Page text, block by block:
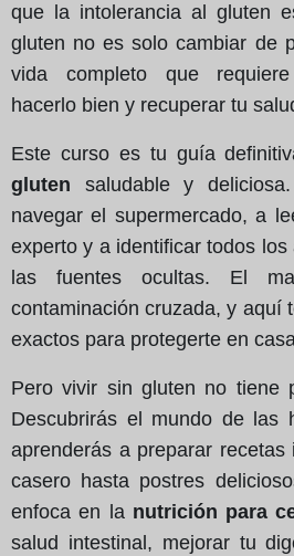
que la intolerancia al gluten
gluten no es solo cambiar de
vida completo que
hacerlo bien y recuperar tu
Este curso es tu guía
gluten saludable y
navegar el supermercado, a
experto y a identificar todos
las fuentes ocultas. El
contaminación cruzada, y aquí
exactos para protegerte en
Pero vivir sin gluten no tiene
Descubrirás el mundo de las
aprenderás a preparar recetas
casero hasta postres
enfoca en la nutrición para
salud intestinal, mejorar tu